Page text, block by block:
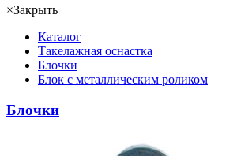
×Закрыть
Каталог
Такелажная оснастка
Блочки
Блок с металлическим роликом
Блочки